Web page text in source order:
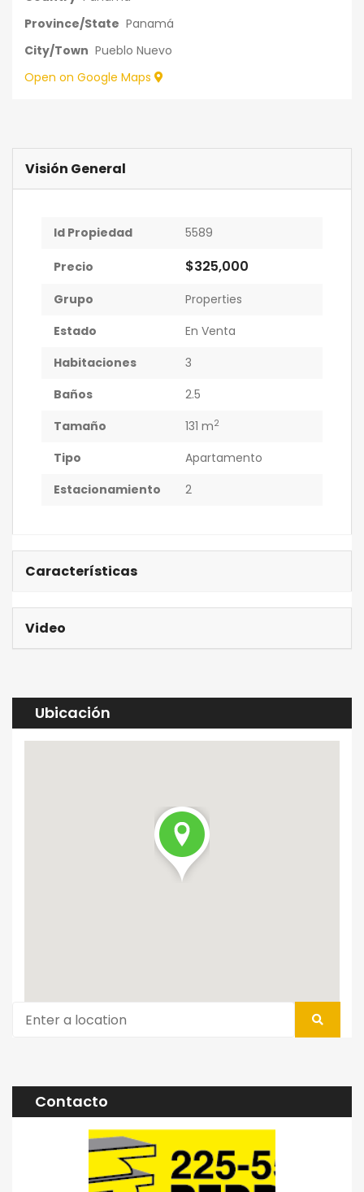
Province/State Panamá
City/Town Pueblo Nuevo
Open on Google Maps
Visión General
Id Propiedad 5589
Precio $325,000
Grupo
Properties
Estado
En Venta
Habitaciones
3
Baños
2.5
Tamaño
131 m2
Tipo
Apartamento
Estacionamiento
2
Características
Video
Ubicación
Contacto